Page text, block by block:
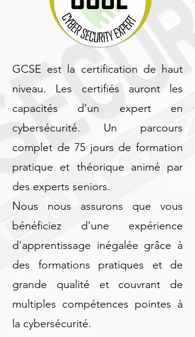
GCSE est la certification de haut
niveau. Les certifiés auront les
capacités d’un expert en
cybersécurité. Un parcours
complet de 75 jours de formation
pratique et théorique animé par
des experts seniors.
Nous nous assurons que vous
bénéficiez d'une expérience
d'apprentissage inégalée grâce à
des formations pratiques et de
grande qualité et couvrant de
multiples compétences pointes à
la cybersécurité.